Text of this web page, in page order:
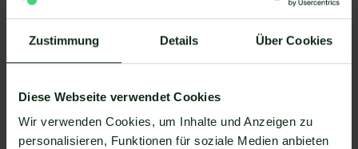
Zustimmung Details Über Cookies
Diese Webseite verwendet Cookies
Wir verwenden Cookies, um Inhalte und Anzeigen zu
personalisieren, Funktionen für soziale Medien anbieten
zu ermöglichen. Längst nicht alle Anbieter der
von Sendpoint.io und WhatsApp zu ermöglichen.
Mit Mateo stehen Ihnen dank der Zapier
Sie mit WhatsApp verbinden können. Darunter ist
natürlich auch Sendpoint.io !